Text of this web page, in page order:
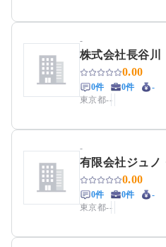
-
株式会社長谷川
0.00
0件 0件
-
東京都--
-
有限会社ジュノ
0.00
0件 0件
-
東京都--